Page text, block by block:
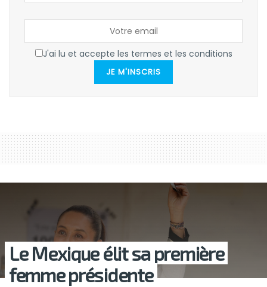
J'ai lu et accepte les termes et les conditions
JE M'INSCRIS
Le Mexique élit sa première
femme présidente